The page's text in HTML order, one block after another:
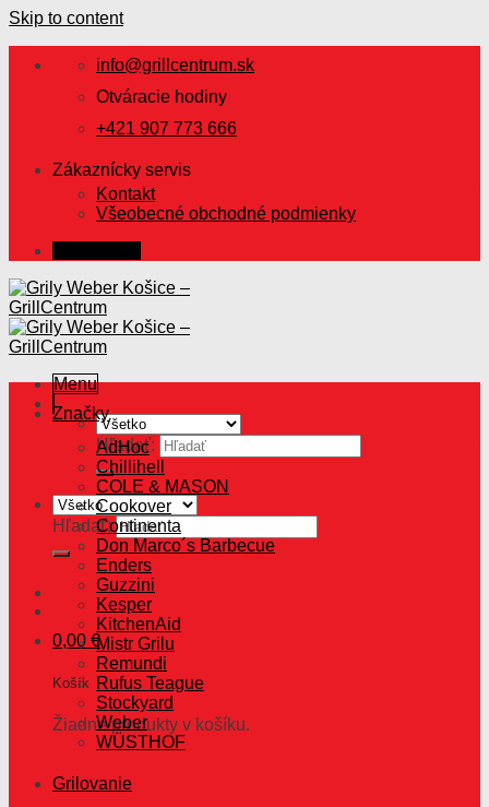
Skip to content
info@grillcentrum.sk
Otváracie hodiny
+421 907 773 666
Zákaznícky servis
Kontakt
Všeobecné obchodné podmienky
Menu
Hľadať:
Hľadať:
0,00 €
Košík
Žiadne produkty v košíku.
Značky
AdHoc
Chillihell
COLE & MASON
Cookover
Continenta
Don Marco´s Barbecue
Enders
Guzzini
Kesper
KitchenAid
Mistr Grilu
Remundi
Rufus Teague
Stockyard
Weber
WÜSTHOF
Grilovanie